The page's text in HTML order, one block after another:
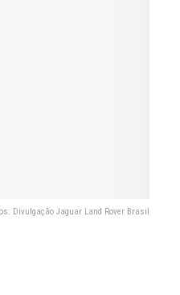
Divulgação Jaguar Land Rover Brasil